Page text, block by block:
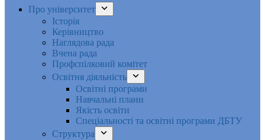
Про університет
Історія
Керівництво
Наглядова рада
Вчена рада
Профспілковий комітет
Освітня діяльність
Освітні програми
Навчальні плани
Якість освіти
Спеціальності та освітні програми ДБТУ
Структура